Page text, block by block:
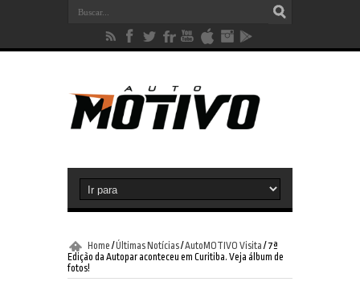
Home /Últimas Notícias/AutoMOTIVO Visita /7ª
Edição da Autopar aconteceu em Curitiba. Veja álbum de
fotos!